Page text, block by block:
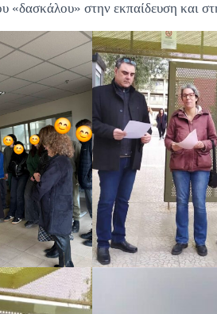
«δασκάλου» στην εκπαίδευση και